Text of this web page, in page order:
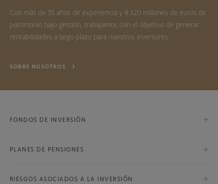
Con más de 35 años de experiencia y 8.320 millones de euros de
patrimonio bajo gestión, trabajamos con el objetivo de generar
rentabilidades a largo plazo para nuestros inversores.
SOBRE NOSOTROS
FONDOS DE INVERSIÓN
Bestinver Internacional, F.I.
PLANES DE PENSIONES
RIESGOS ASOCIADOS A LA INVERSIÓN